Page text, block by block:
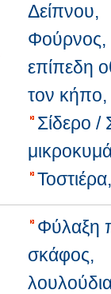
Δείπνου,
επίπεδη
τον
Σίδερο
Φύλαξη
σκάφος,